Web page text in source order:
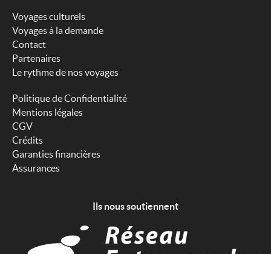
Voyages culturels
Voyages à la demande
Contact
Partenaires
Le rythme de nos voyages
Politique de Confidentialité
Mentions légales
CGV
Crédits
Garanties financières
Assurances
Ils nous soutiennent